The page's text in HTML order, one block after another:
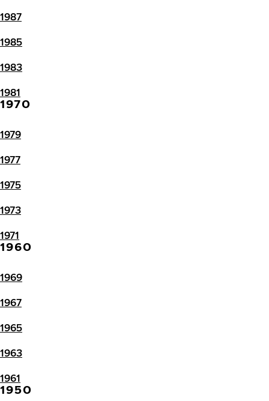
1987
1985
1983
1981
1970
1979
1977
1975
1973
1971
1960
1969
1967
1965
1963
1961
1950